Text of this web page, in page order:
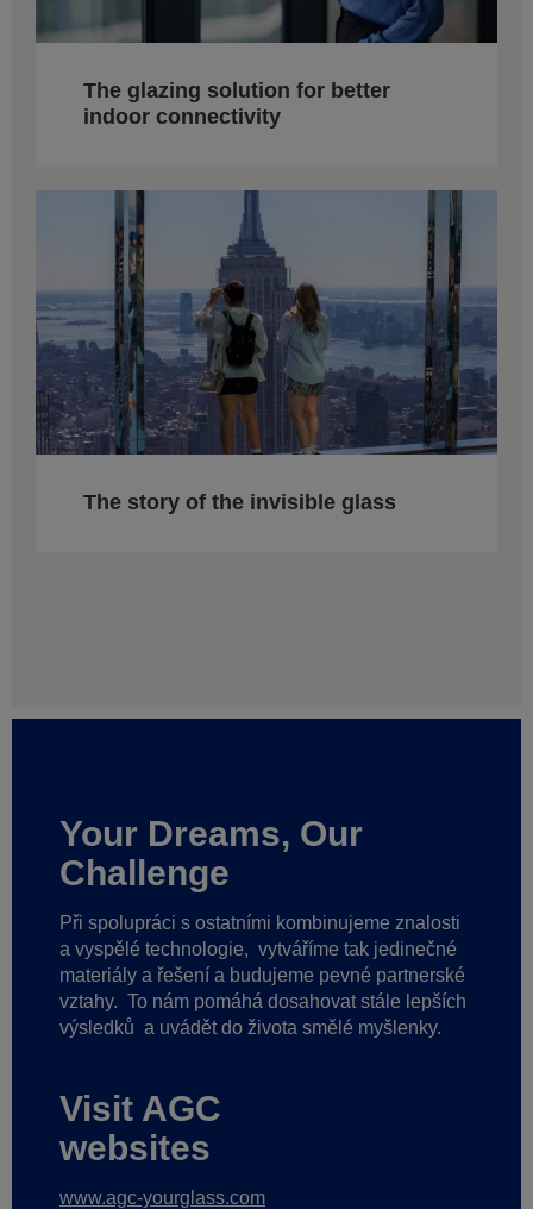
The glazing solution for better
indoor connectivity
The story of the invisible glass
Your Dreams, Our
Challenge
Při spolupráci s ostatními kombinujeme znalosti
a vyspělé technologie, vytváříme tak jedinečné
materiály a řešení a budujeme pevné partnerské
vztahy. To nám pomáhá dosahovat stále lepších
výsledků a uvádět do života smělé myšlenky.
Visit AGC
websites
www.agc-yourglass.com